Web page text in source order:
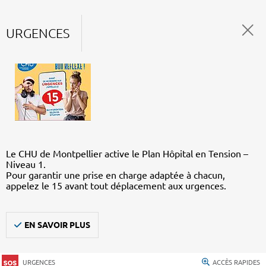
URGENCES
Le CHU de Montpellier active le Plan Hôpital en Tension –
Niveau 1.
Pour garantir une prise en charge adaptée à chacun,
appelez le 15 avant tout déplacement aux urgences.
EN SAVOIR PLUS
URGENCES ACCÈS RAPIDES